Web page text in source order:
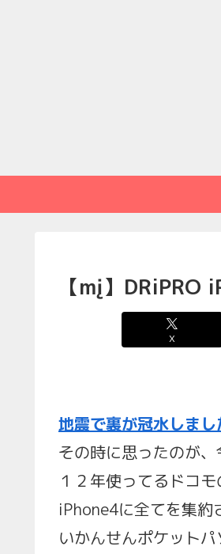
【mį】DRiPRO
X
地震で裏が冠水しまし
その時に思ったのが
１２年使ってるドコ
iPhone4に全てを集約
いかんせんポケット